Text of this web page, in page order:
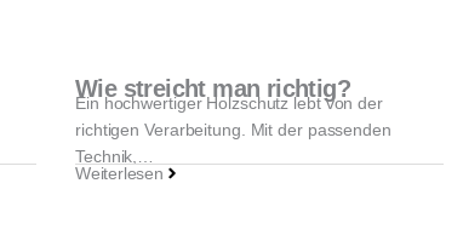
Wie streicht man richtig?
Ein hochwertiger Holzschutz lebt von der
richtigen Verarbeitung. Mit der passenden
Technik,…
Weiterlesen